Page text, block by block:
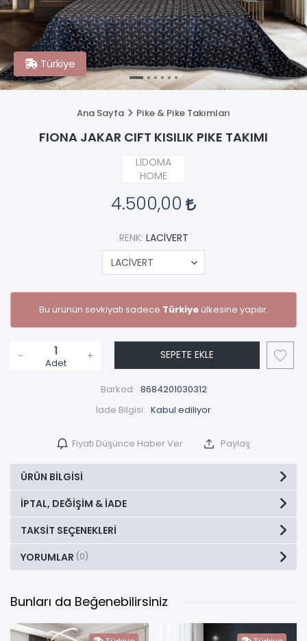
Türkiye
Ana Sayfa Pike & Pike Takımları
FIONA JAKAR CIFT KISILIK PIKE TAKIMI
LİDOMA
HOME
4.500,00
RENK: LACİVERT
Bu ürünün sevkiyatı sadece Türkiyeülkesine yapılır.
-
Adet
+ SEPETE EKLE
Barkod: 8684201030312
İade Bilgisi:
Fiyatı Düşünce Haber Ver Paylaş
ÜRÜN BILGISI
İPTAL, DEĞIŞIM & İADE
TAKSIT SEÇENEKLERI
YORUMLAR (0)
Bunları da Beğenebilirsiniz